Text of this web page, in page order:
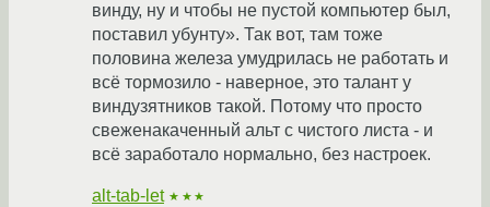
винду, ну и чтобы не пустой компьютер был,
поставил убунту». Так вот, там тоже
половина железа умудрилась не работать и
всё тормозило - наверное, это талант у
виндузятников такой. Потому что просто
свеженакаченный альт с чистого листа - и
всё заработало нормально, без настроек.
alt-tab-let ★★★